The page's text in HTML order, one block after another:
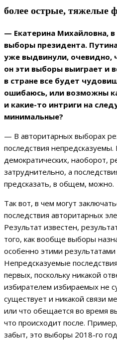
более острые, тяжелые
— Екатерина Михайловна,
выборы президента.
уже выдвинули,
он эти выборы выиграет и
в стране все будет
ошибаюсь, или возможны
и какие-то интриги на
минимальные?
— В авторитарных выборах
последствия непредсказуемы.
демократических, наоборот,
затруднительно, а
предсказать, в общем, можно.
Так вот, в чем могут
последствия авторитарных
Результат известен,
того, как вообще выборы
особенно этими
Непредсказуемые
первых, поскольку никакой
избирателем избираемых не
существует и никакой связи
или что обещается во время
что происходит после.
забыт, это выборы 2018-го